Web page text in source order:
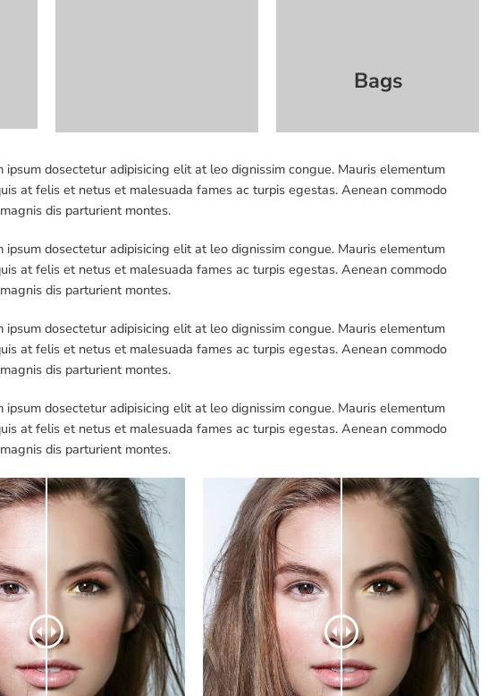
Bags
dosectetur adipisicing elit at leo dignissim congue. Mauris elementum
at felis et netus et malesuada fames ac turpis egestas. Aenean commodo
dis parturient montes.
dosectetur adipisicing elit at leo dignissim congue. Mauris elementum
at felis et netus et malesuada fames ac turpis egestas. Aenean commodo
dis parturient montes.
dosectetur adipisicing elit at leo dignissim congue. Mauris elementum
at felis et netus et malesuada fames ac turpis egestas. Aenean commodo
dis parturient montes.
dosectetur adipisicing elit at leo dignissim congue. Mauris elementum
at felis et netus et malesuada fames ac turpis egestas. Aenean commodo
dis parturient montes.